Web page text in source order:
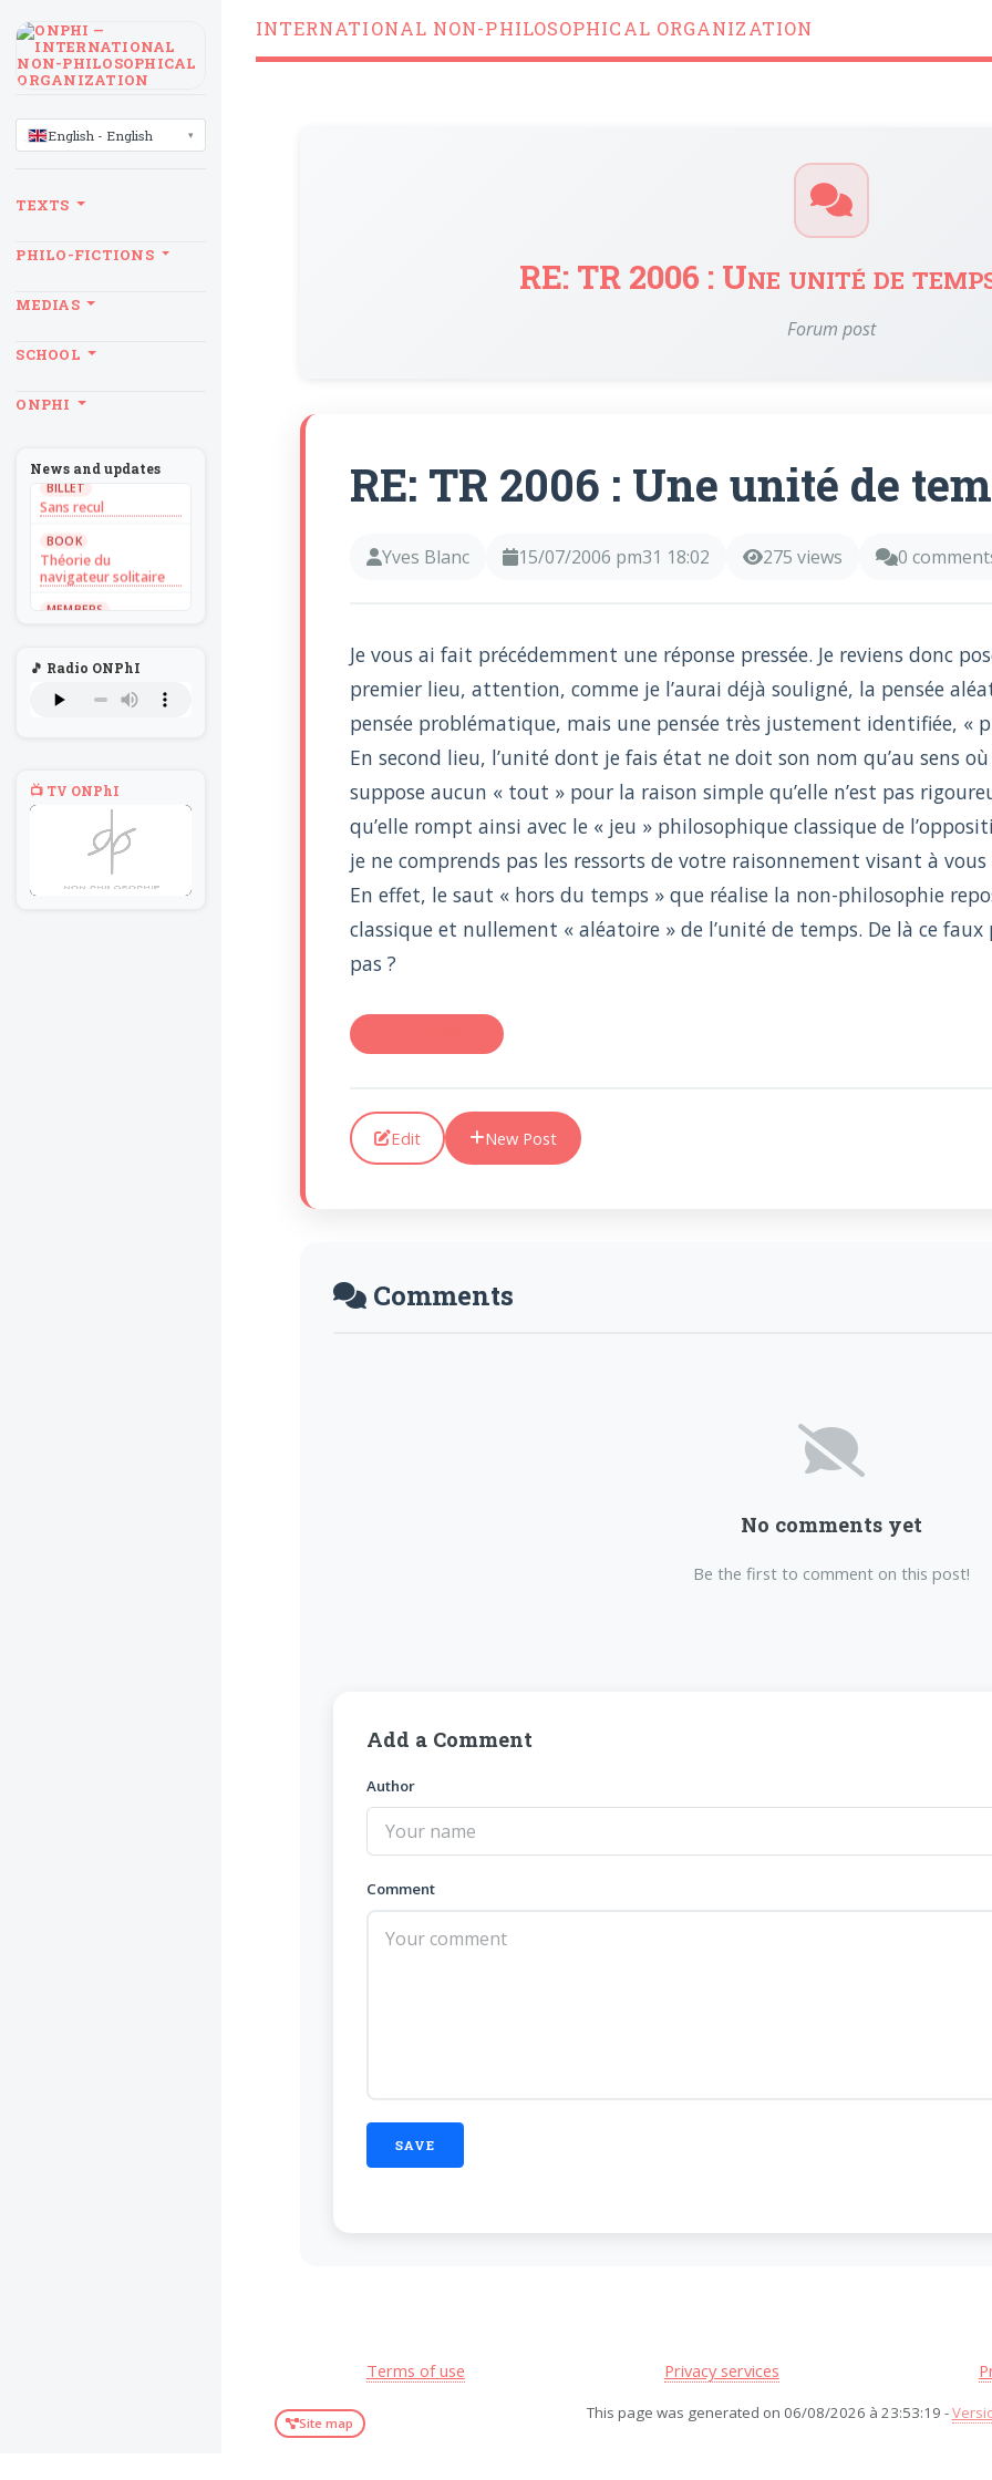
INTERNATIONAL NON-PHILOSOPHICAL ORGANIZATION
RE: TR 2006 : Une unité de
Forum post
RE: TR 2006 : Une unité de
Yves Blanc 15/07/2006 pm31 18:02 275 views 0
Je vous ai fait précédemment une réponse pressée. Je reviens donc
premier lieu, attention, comme je l’aurai déjà souligné, la pensée
pensée problématique, mais une pensée très justement identifiée, «
En second lieu, l’unité dont je fais état ne doit son nom qu’au sens
suppose aucun « tout » pour la raison simple qu’elle n’est pas
qu’elle rompt ainsi avec le « jeu » philosophique classique de
je ne comprends pas les ressorts de votre raisonnement visant à
En effet, le saut « hors du temps » que réalise la non-philosophie
classique et nullement « aléatoire » de l’unité de temps. De là ce faux
pas ?
Edit New Post
Comments
No comments yet
Be the first to comment on this post!
Add a Comment
Author
Comment
Terms of use Privacy services
This page was generated on 06/08/2026 à 23:53:19 -
LANGUAGE
English - English
TEXTS
PHILO-FICTIONS
MEDIAS
SCHOOL
ONPHI
News and updates
BILLET
Sans recul
BOOK
Théorie du
navigateur solitaire
MEMBERS
Introduire
l'hypothèse en
philosophie
Sans recul
Théorie du
🎵 Radio ONPhI
📺 TV ONPhI
Site map